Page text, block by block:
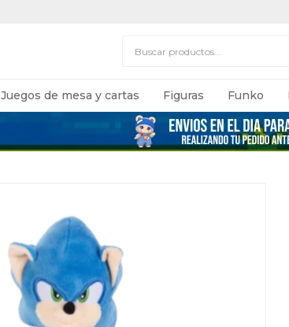
Juegos de mesa y cartas Figuras Funko